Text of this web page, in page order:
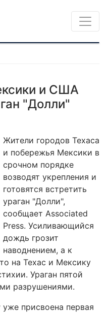
и США
"Долли"
Жители городов Техаса
и побережья Мексики в
срочном порядке
возводят укрепления и
готовятся встретить
ураган "Долли",
сообщает Associated
Press. Усиливающийся
дождь грозит
наводнением, а к
на Техас и Мексику
Ураган пятой
разрушениями.
присвоена первая